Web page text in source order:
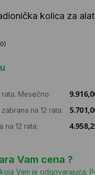
kolica za
Mesečno:
na 12 rata:
na 12 rata:
Vam cena ?
Vam je odgovarajuća.